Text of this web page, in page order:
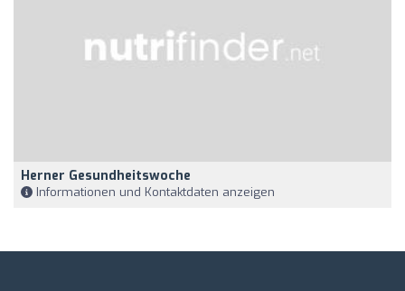
Herner Gesundheitswoche
Informationen und Kontaktdaten anzeigen